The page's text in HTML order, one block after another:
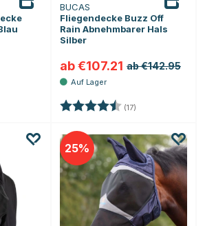
4.3 von 5 Sternen
BUCAS
Fliegendecke Buzz Off
Rain Abnehmbarer Hals
Silber
ab €107.21 ab €142.95
Bewertung: (17)
25